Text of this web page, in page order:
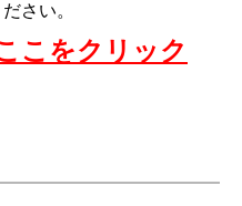
さい。
こをクリック